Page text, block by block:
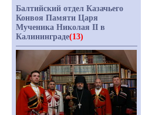
Балтийский отдел Казачьего
Конвоя Памяти Царя
Мученика Николая II в
Калининграде(13)